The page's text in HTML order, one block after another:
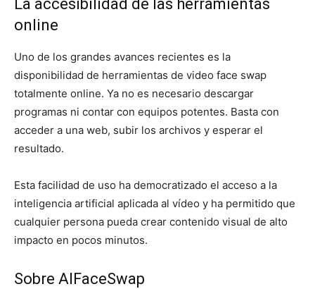
La accesibilidad de las herramientas
online
Uno de los grandes avances recientes es la
disponibilidad de herramientas de video face swap
totalmente online. Ya no es necesario descargar
programas ni contar con equipos potentes. Basta con
acceder a una web, subir los archivos y esperar el
resultado.
Esta facilidad de uso ha democratizado el acceso a la
inteligencia artificial aplicada al vídeo y ha permitido que
cualquier persona pueda crear contenido visual de alto
impacto en pocos minutos.
Sobre AlFaceSwap